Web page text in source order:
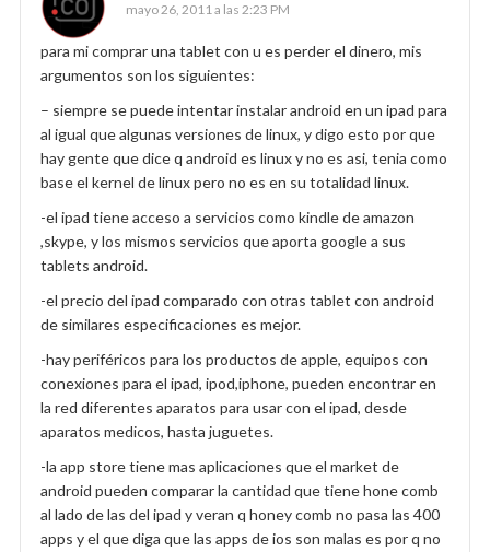
mayo 26, 2011 a las 2:23 PM
para mi comprar una tablet con u es perder el dinero, mis
argumentos son los siguientes:
– siempre se puede intentar instalar android en un ipad para
al igual que algunas versiones de linux, y digo esto por que
hay gente que dice q android es linux y no es asi, tenia como
base el kernel de linux pero no es en su totalidad linux.
-el ipad tiene acceso a servicios como kindle de amazon
,skype, y los mismos servicios que aporta google a sus
tablets android.
-el precio del ipad comparado con otras tablet con android
de similares especificaciones es mejor.
-hay periféricos para los productos de apple, equipos con
conexiones para el ipad, ipod,iphone, pueden encontrar en
la red diferentes aparatos para usar con el ipad, desde
aparatos medicos, hasta juguetes.
-la app store tiene mas aplicaciones que el market de
android pueden comparar la cantidad que tiene hone comb
al lado de las del ipad y veran q honey comb no pasa las 400
apps y el que diga que las apps de ios son malas es por q no